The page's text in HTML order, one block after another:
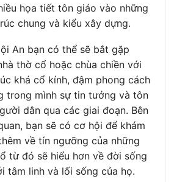
họa tiết tôn giáo vào những
chung và kiểu xây dựng.
An bạn có thể sẽ bắt gặp
thờ cổ hoặc chùa chiền với
khá cổ kính, đậm phong cách
trong mình sự tin tưởng và tôn
dân qua các giai đoạn. Bên
bạn sẽ có cơ hội để khám
về tín ngưỡng của những
từ đó sẽ hiểu hơn về đời sống
tâm linh và lối sống của họ.